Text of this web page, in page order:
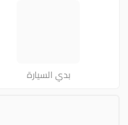
بدي السيارة